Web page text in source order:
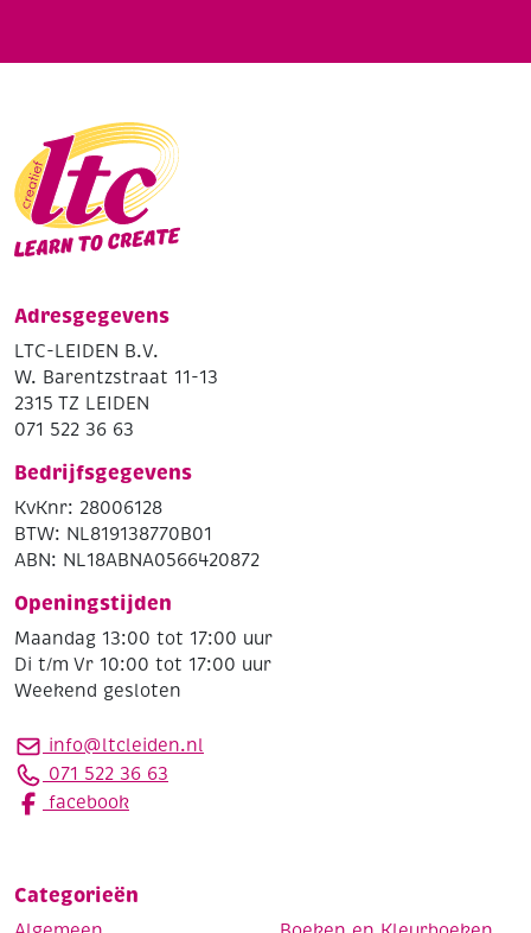
Adresgegevens
LTC-LEIDEN B.V.
W. Barentzstraat 11-13
2315 TZ LEIDEN
071 522 36 63
Bedrijfsgegevens
KvKnr: 28006128
BTW: NL819138770B01
ABN: NL18ABNA0566420872
Openingstijden
Maandag 13:00 tot 17:00 uur
Di t/m Vr 10:00 tot 17:00 uur
Weekend gesloten
info@ltcleiden.nl
071 522 36 63
facebook
Categorieën